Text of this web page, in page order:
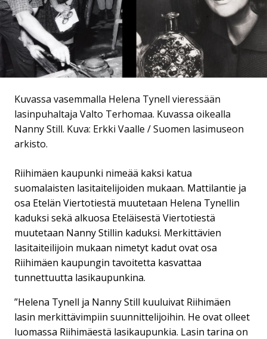
Kuvassa vasemmalla Helena Tynell vieressään
lasinpuhaltaja Valto Terhomaa. Kuvassa oikealla
Nanny Still. Kuva: Erkki Vaalle / Suomen lasimuseon
arkisto.
Riihimäen kaupunki nimeää kaksi katua
suomalaisten lasitaitelijoiden mukaan. Mattilantie ja
osa Etelän Viertotiestä muutetaan Helena Tynellin
kaduksi sekä alkuosa Eteläisestä Viertotiestä
muutetaan Nanny Stillin kaduksi. Merkittävien
lasitaiteilijoin mukaan nimetyt kadut ovat osa
Riihimäen kaupungin tavoitetta kasvattaa
tunnettuutta lasikaupunkina.
”Helena Tynell ja Nanny Still kuuluivat Riihimäen
lasin merkittävimpiin suunnittelijoihin. He ovat olleet
luomassa Riihimäestä lasikaupunkia. Lasin tarina on